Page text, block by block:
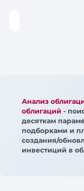
Анализ
облигаций -
десяткам
подборками и
создания/
инвестиций в